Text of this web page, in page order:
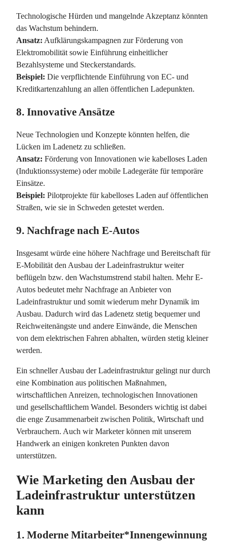
Technologische Hürden und mangelnde Akzeptanz könnten
das Wachstum behindern.
Ansatz: Aufklärungskampagnen zur Förderung von
Elektromobilität sowie Einführung einheitlicher
Bezahlsysteme und Steckerstandards.
Beispiel: Die verpflichtende Einführung von EC- und
Kreditkartenzahlung an allen öffentlichen Ladepunkten.
8. Innovative Ansätze
Neue Technologien und Konzepte könnten helfen, die
Lücken im Ladenetz zu schließen.
Ansatz: Förderung von Innovationen wie kabelloses Laden
(Induktionssysteme) oder mobile Ladegeräte für temporäre
Einsätze.
Beispiel: Pilotprojekte für kabelloses Laden auf öffentlichen
Straßen, wie sie in Schweden getestet werden.
9. Nachfrage nach E-Autos
Insgesamt würde eine höhere Nachfrage und Bereitschaft für
E-Mobilität den Ausbau der Ladeinfrastruktur weiter
beflügeln bzw. den Wachstumstrend stabil halten. Mehr E-
Autos bedeutet mehr Nachfrage an Anbieter von
Ladeinfrastruktur und somit wiederum mehr Dynamik im
Ausbau. Dadurch wird das Ladenetz stetig bequemer und
Reichweitenängste und andere Einwände, die Menschen
von dem elektrischen Fahren abhalten, würden stetig kleiner
werden.
Ein schneller Ausbau der Ladeinfrastruktur gelingt nur durch
eine Kombination aus politischen Maßnahmen,
wirtschaftlichen Anreizen, technologischen Innovationen
und gesellschaftlichem Wandel. Besonders wichtig ist dabei
die enge Zusammenarbeit zwischen Politik, Wirtschaft und
Verbrauchern. Auch wir Marketer können mit unserem
Handwerk an einigen konkreten Punkten davon
unterstützen.
Wie Marketing den Ausbau der
Ladeinfrastruktur unterstützen
kann
1. Moderne Mitarbeiter*Innengewinnung